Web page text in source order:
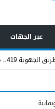
عبر الجهات
الجودة هي الفيصل في تقييم مشاريع البنية _